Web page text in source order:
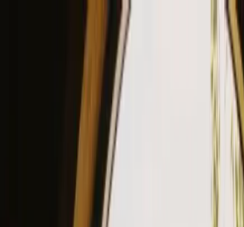
View our site in English? Click here